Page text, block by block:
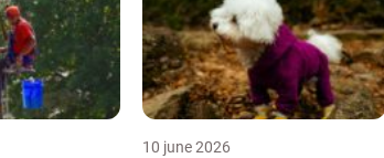
10 june 2026